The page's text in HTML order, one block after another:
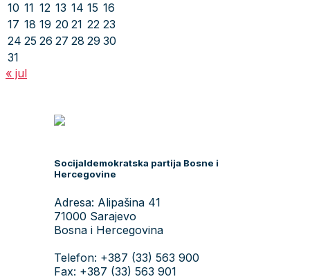
10 11 12 13 14 15 16
17 18 19 20 21 22 23
24 25 26 27 28 29 30
31
« jul
Socijaldemokratska partija Bosne i
Hercegovine
Adresa: Alipašina 41
71000 Sarajevo
Bosna i Hercegovina
Telefon: +387 (33) 563 900
Fax: +387 (33) 563 901